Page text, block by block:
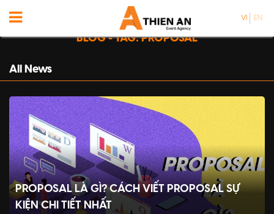
VI EN
BLOG - TAG: PROPOSAL
All News
PROPOSAL LÀ GÌ? CÁCH VIẾT PROPOSAL SỰ
KIỆN CHI TIẾT NHẤT